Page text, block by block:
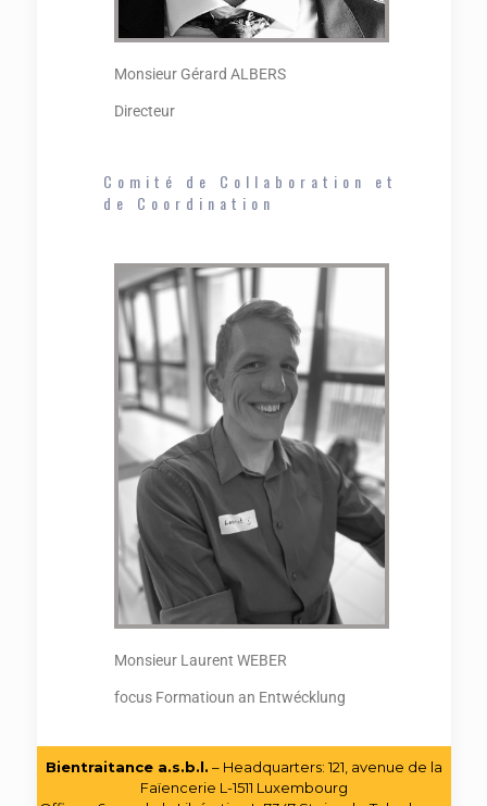
Monsieur Gérard ALBERS
Directeur
Comité de Collaboration et
de Coordination
Monsieur Laurent WEBER
focus Formatioun an Entwécklung
Bientraitance a.s.b.l. – Headquarters: 121, avenue de la
Faïencerie L-1511 Luxembourg